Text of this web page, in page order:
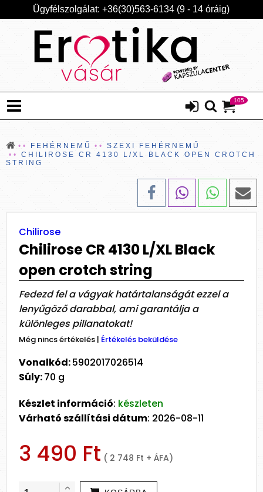
Ügyfélszolgálat: +36(30)563-6134 (9 - 14 óráig)
105
FEHÉRNEMŰ
SZEXI FEHÉRNEMŰ
CHILIROSE CR 4130 L/XL BLACK OPEN CROTCH
STRING
Chilirose
Chilirose CR 4130 L/XL Black
open crotch string
Fedezd fel a vágyak határtalanságát ezzel a
lenyűgöző darabbal, ami garantálja a
különleges pillanatokat!
Még nincs értékelés | Értékelés beküldése
Vonalkód:5902017026514
Súly:70 g
Készlet információ: készleten
Várható szállítási dátum: 2026-08-11
3 490 Ft ( 2 748 Ft + ÁFA)